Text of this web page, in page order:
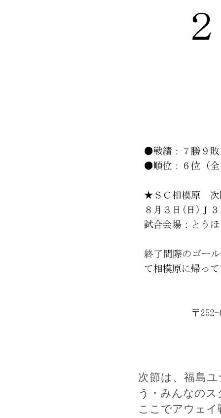
次節は、福島
う・みんなの
ここでアウェ